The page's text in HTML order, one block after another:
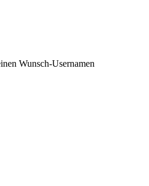
Wunsch-Usernamen